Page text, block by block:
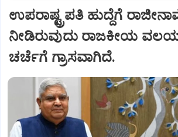
ಉಪರಾಷ್ಟ್ರಪತಿ ಹುದ್ದೆಗೆ
ನೀಡಿರುವುದು ರಾಜಕೀಯ
ಚರ್ಚೆಗೆ ಗ್ರಾಸವಾಗಿದೆ.